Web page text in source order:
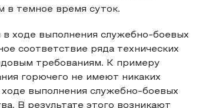
в темное время суток.
ходе выполнения служебно-боевых
соответствие ряда технических
требованиям. К примеру
горючего не имеют никаких
выполнения служебно-боевых
В результате этого возникают